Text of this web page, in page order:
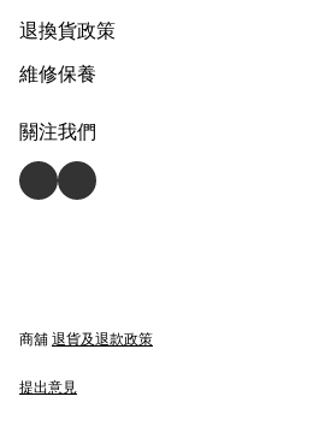
退換貨政策
維修保養
關注我們
商舖 退貨及退款政策
提出意見